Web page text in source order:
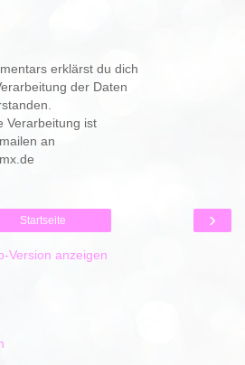
erklärst du dich
der Daten
Verarbeitung ist
an
›
Startseite
Version anzeigen